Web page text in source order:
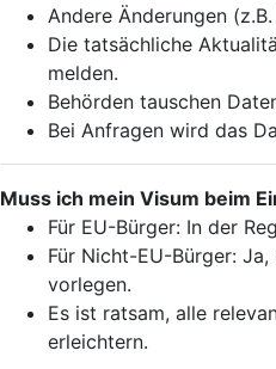
Andere Änderungen
Die tatsächliche
melden.
Behörden tauschen
Bei Anfragen wird das
Muss ich mein Visum beim
Für EU-Bürger: In der
Für Nicht-EU-Bürger:
vorlegen.
Es ist ratsam, alle
erleichtern.